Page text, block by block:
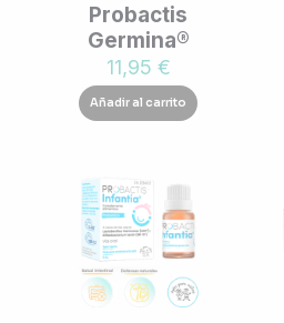
Probactis
Germina®
11,95 €
Añadir al carrito